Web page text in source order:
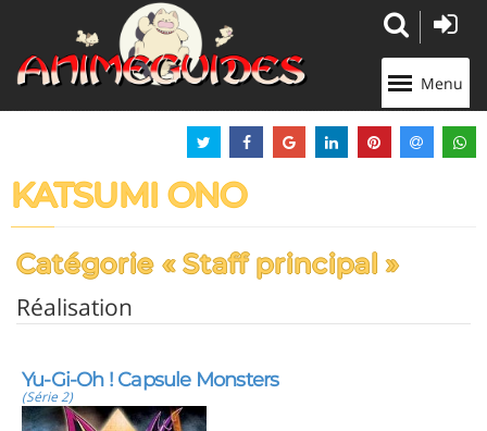
Menu
KATSUMI ONO
Catégorie « Staff principal »
Réalisation
Yu-Gi-Oh ! Capsule Monsters
(Série 2)
Panneau de gestion des cookies